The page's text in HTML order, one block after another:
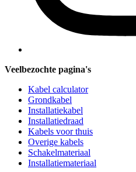
Veelbezochte pagina's
Kabel calculator
Grondkabel
Installatiekabel
Installatiedraad
Kabels voor thuis
Overige kabels
Schakelmateriaal
Installatiemateriaal